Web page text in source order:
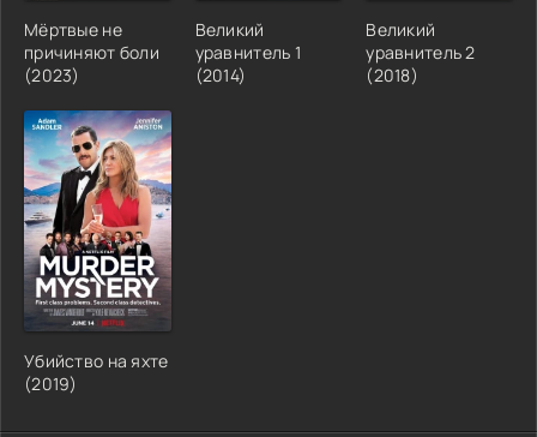
Мёртвые не
причиняют боли
(2023)
Великий
уравнитель 1
(2014)
Великий
уравнитель 2
(2018)
Убийство на яхте
(2019)